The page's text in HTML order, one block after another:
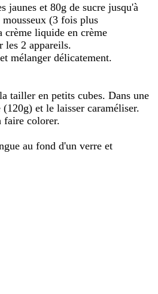
jaunes et 80g de sucre jusqu'à
(3 fois plus
liquide en crème
les 2 appareils.
mélanger délicatement.
tailler en petits cubes. Dans une
et le laisser caraméliser.
faire colorer.
au fond d'un verre et